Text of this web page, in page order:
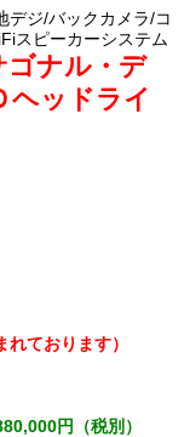
デジ/バックカメラ/コ
スピーカーシステム
ゴナル・デ
ヘッドライ
ております）
円（税別）